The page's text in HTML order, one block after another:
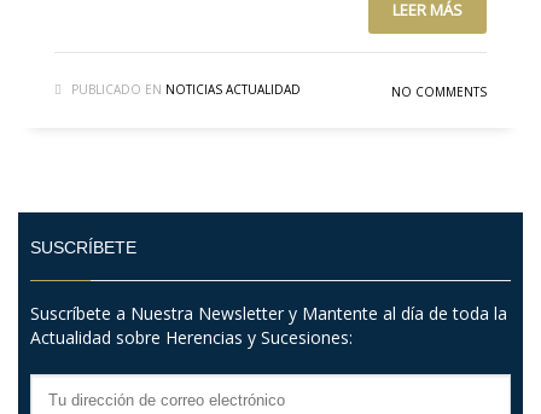
LEER MÁS
PUBLICADO EN NOTICIAS ACTUALIDAD NO COMMENTS
SUSCRÍBETE
Suscríbete a Nuestra Newsletter y Mantente al día de toda la
Actualidad sobre Herencias y Sucesiones: